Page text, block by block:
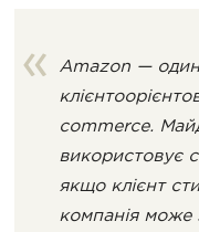
Amazon — один
commerce.
використовує
якщо клієнт
компанія може